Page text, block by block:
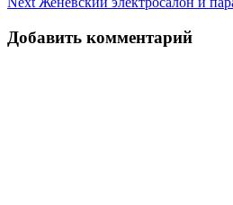
Добавить комментарий